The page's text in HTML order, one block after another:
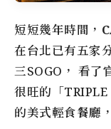
短短幾年時間，
在台北已有五家
三SOGO， 看了
很旺的「
的美式輕食餐廳